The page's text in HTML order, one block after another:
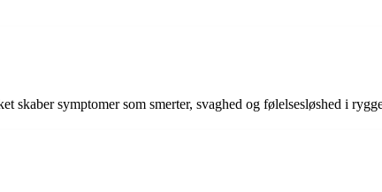
skaber symptomer som smerter, svaghed og følelsesløshed i